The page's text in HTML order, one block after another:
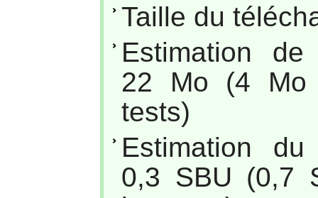
Taille du
Estimation
22 Mo (4 Mo
tests)
Estimation
0,3 SBU (0,7